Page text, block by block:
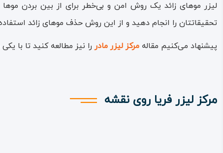
لیزر موهای زائد یک روش امن و بی‌خطر برای از بین بردن
تحقیقاتتان را انجام دهید و از این روش حذف موهای زائد
پیشنهاد می‌کنیم مقاله مرکز لیزر مادر را نیز مطالعه کنید تا با
مرکز لیزر فریا روی نقشه